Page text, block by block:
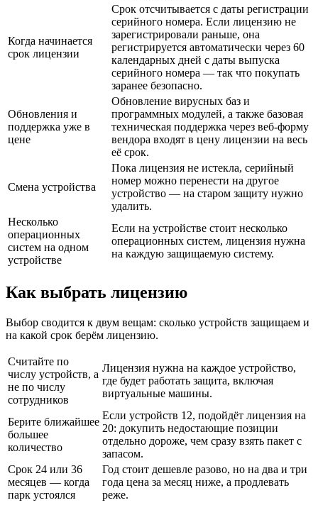
Когда начинается
срок лицензии
Срок отсчитывается с даты регистрации
серийного номера. Если лицензию не
зарегистрировали раньше, она
регистрируется автоматически через 60
календарных дней с даты выпуска
серийного номера — так что покупать
заранее безопасно.
Обновления и
поддержка уже в
цене
Обновление вирусных баз и
программных модулей, а также базовая
техническая поддержка через веб-форму
вендора входят в цену лицензии на весь
её срок.
Смена устройства
Пока лицензия не истекла, серийный
номер можно перенести на другое
устройство — на старом защиту нужно
удалить.
Несколько
операционных
систем на одном
устройстве
Если на устройстве стоит несколько
операционных систем, лицензия нужна
на каждую защищаемую систему.
Как выбрать лицензию
Выбор сводится к двум вещам: сколько устройств защищаем и
на какой срок берём лицензию.
Считайте по
числу устройств, а
не по числу
сотрудников
Лицензия нужна на каждое устройство,
где будет работать защита, включая
виртуальные машины.
Берите ближайшее
большее
количество
Если устройств 12, подойдёт лицензия на
20: докупить недостающие позиции
отдельно дороже, чем сразу взять пакет с
запасом.
Срок 24 или 36
месяцев — когда
парк устоялся
Год стоит дешевле разово, но на два и три
года цена за месяц ниже, а продлевать
реже.